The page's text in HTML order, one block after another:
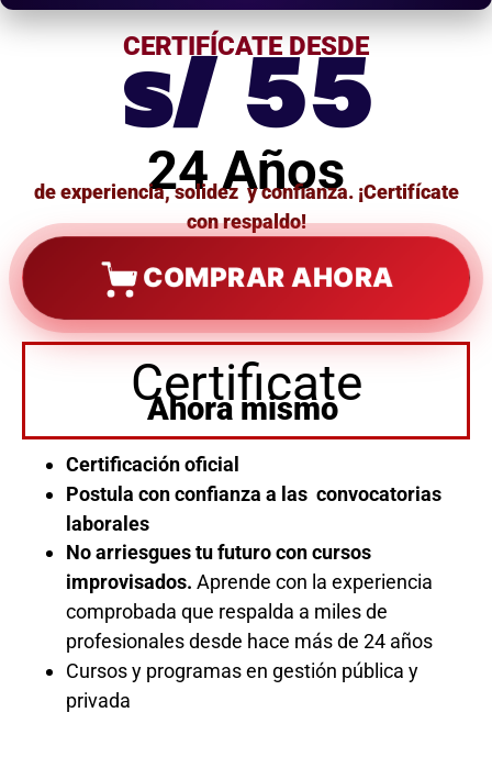
CERTIFÍCATE DESDE
s/ 55
24 Años
de experiencia, solidez y confianza. ¡Certifícate
con respaldo!
COMPRAR AHORA
Certificate
Ahora mismo
Certificación oficial
Postula con confianza a las convocatorias
laborales
No arriesgues tu futuro con cursos
improvisados. Aprende con la experiencia
comprobada que respalda a miles de
profesionales desde hace más de 24 años
Cursos y programas en gestión pública y
privada